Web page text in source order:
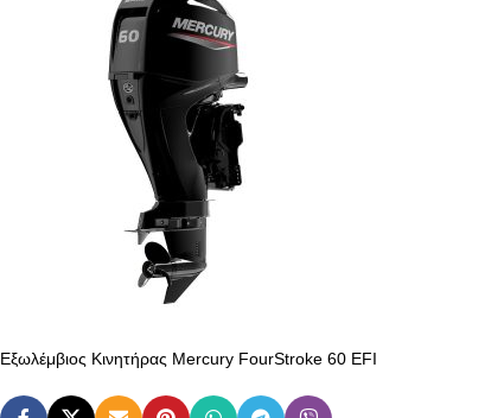
Εξωλέμβιος Κινητήρας Mercury FourStroke 60 EFI